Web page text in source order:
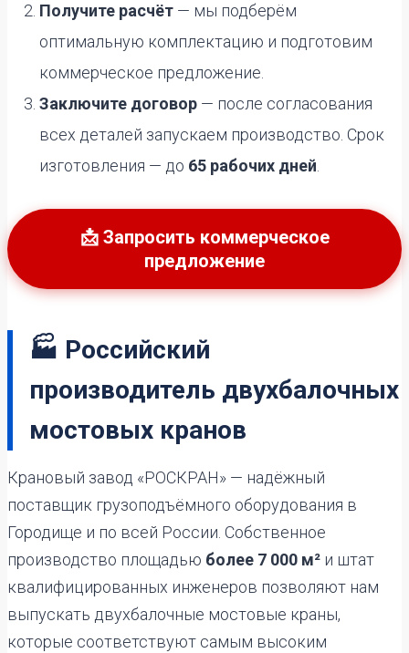
Получите расчёт — мы подберём
оптимальную комплектацию и подготовим
коммерческое предложение.
Заключите договор — после согласования
всех деталей запускаем производство. Срок
изготовления — до 65 рабочих дней.
📩 Запросить коммерческое
предложение
🏭 Российский
производитель двухбалочных
мостовых кранов
Крановый завод «РОСКРАН» — надёжный
поставщик грузоподъёмного оборудования в
Городище и по всей России. Собственное
производство площадью более 7 000 м² и штат
квалифицированных инженеров позволяют нам
выпускать двухбалочные мостовые краны,
которые соответствуют самым высоким